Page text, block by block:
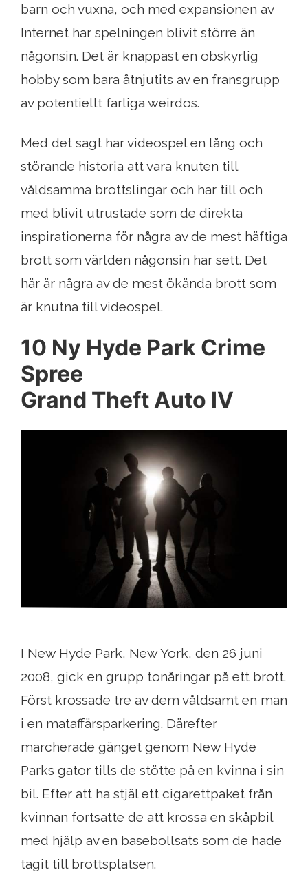
barn och vuxna, och med expansionen av
Internet har spelningen blivit större än
någonsin. Det är knappast en obskyrlig
hobby som bara åtnjutits av en fransgrupp
av potentiellt farliga weirdos.
Med det sagt har videospel en lång och
störande historia att vara knuten till
våldsamma brottslingar och har till och
med blivit utrustade som de direkta
inspirationerna för några av de mest häftiga
brott som världen någonsin har sett. Det
här är några av de mest ökända brott som
är knutna till videospel.
10 Ny Hyde Park Crime
Spree
Grand Theft Auto IV
I New Hyde Park, New York, den 26 juni
2008, gick en grupp tonåringar på ett brott.
Först krossade tre av dem våldsamt en man
i en mataffärsparkering. Därefter
marcherade gänget genom New Hyde
Parks gator tills de stötte på en kvinna i sin
bil. Efter att ha stjäl ett cigarettpaket från
kvinnan fortsatte de att krossa en skåpbil
med hjälp av en basebollsats som de hade
tagit till brottsplatsen.